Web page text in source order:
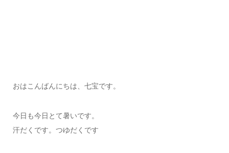
おはこんばんにちは、七宝です。
今日も今日とて暑いです。
汗だくです。つゆだくです